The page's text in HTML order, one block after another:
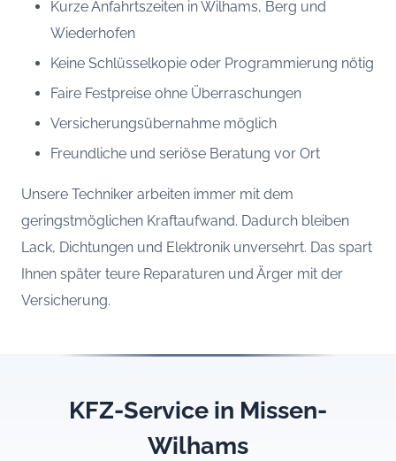
Kurze Anfahrtszeiten in Wilhams, Berg und
Wiederhofen
Keine Schlüsselkopie oder Programmierung nötig
Faire Festpreise ohne Überraschungen
Versicherungsübernahme möglich
Freundliche und seriöse Beratung vor Ort
Unsere Techniker arbeiten immer mit dem
geringstmöglichen Kraftaufwand. Dadurch bleiben
Lack, Dichtungen und Elektronik unversehrt. Das spart
Ihnen später teure Reparaturen und Ärger mit der
Versicherung.
KFZ-Service in Missen-
Wilhams